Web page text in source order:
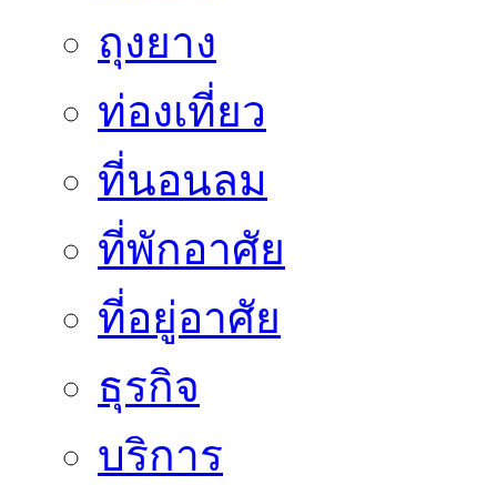
ถุงยาง
ท่องเที่ยว
ที่นอนลม
ที่พักอาศัย
ที่อยู่อาศัย
ธุรกิจ
บริการ